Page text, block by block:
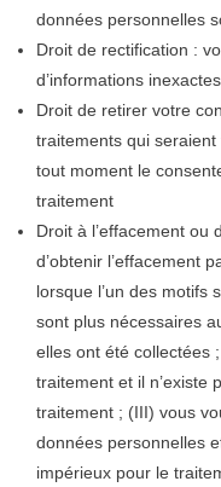
données personnelles
Droit de rectification :
d’informations
Droit de retirer votre
traitements qui
tout moment le
traitement
Droit à l’effacement ou
d’obtenir l’effacement
lorsque l’un des motifs
sont plus nécessaires
elles ont été collectées
traitement et il n’existe
traitement ; (III) vous
données personnelles
impérieux pour le